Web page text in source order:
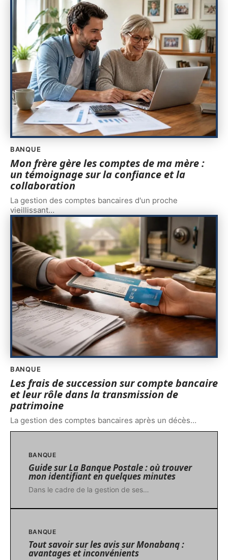
BANQUE
Mon frère gère les comptes de ma mère :
un témoignage sur la confiance et la
collaboration
La gestion des comptes bancaires d'un proche
vieillissant…
BANQUE
Les frais de succession sur compte bancaire
et leur rôle dans la transmission de
patrimoine
La gestion des comptes bancaires après un décès…
BANQUE
Guide sur La Banque Postale : où trouver
mon identifiant en quelques minutes
Dans le cadre de la gestion de ses…
BANQUE
Tout savoir sur les avis sur Monabanq :
avantages et inconvénients